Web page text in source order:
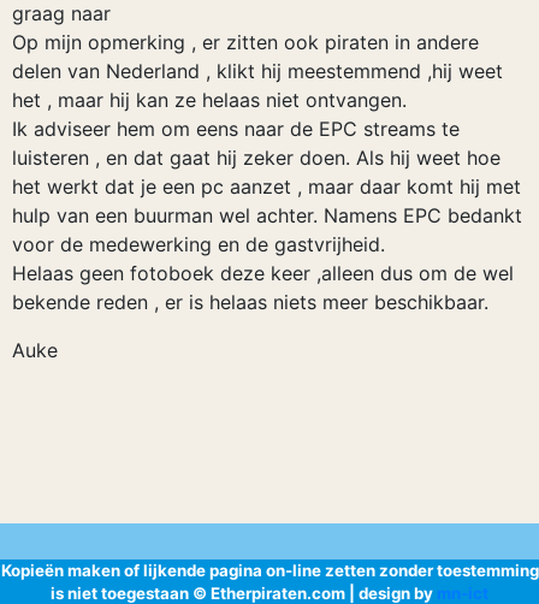
graag naar
Op mijn opmerking , er zitten ook piraten in andere
delen van Nederland , klikt hij meestemmend ,hij weet
het , maar hij kan ze helaas niet ontvangen.
Ik adviseer hem om eens naar de EPC streams te
luisteren , en dat gaat hij zeker doen. Als hij weet hoe
het werkt dat je een pc aanzet , maar daar komt hij met
hulp van een buurman wel achter. Namens EPC bedankt
voor de medewerking en de gastvrijheid.
Helaas geen fotoboek deze keer ,alleen dus om de wel
bekende reden , er is helaas niets meer beschikbaar.
Auke
Kopieën maken of lijkende pagina on-line zetten zonder toestemming
is niet toegestaan © Etherpiraten.com | design by mn-ict